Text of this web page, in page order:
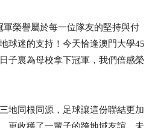
軍榮譽屬於每一位隊友的堅持與付
球迷的支持！今天恰逢澳門大學45
子裏為母校拿下冠軍，我們倍感榮
地同根同源，足球讓這份聯結更加
更收穫了一輩子的跨地域友誼。未